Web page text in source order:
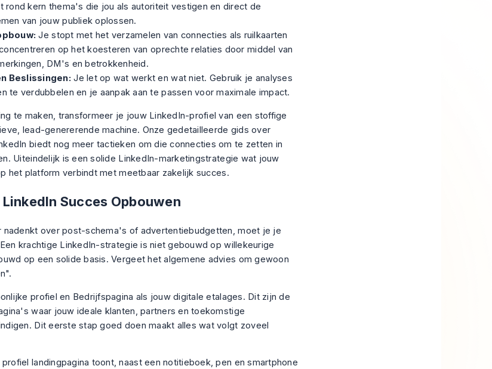
rond kern thema's die jou als autoriteit vestigen en direct de
van jouw publiek oplossen.
Je stopt met het verzamelen van connecties als ruilkaarten
op het koesteren van oprechte relaties door middel van
DM's en betrokkenheid.
Beslissingen: Je let op wat werkt en wat niet. Gebruik je analyses
te verdubbelen en je aanpak aan te passen voor maximale impact.
te maken, transformeer je jouw LinkedIn-profiel van een stoffige
lead-genererende machine. Onze gedetailleerde gids over
biedt nog meer tactieken om die connecties om te zetten in
Uiteindelijk is een solide LinkedIn-marketingstrategie wat jouw
het platform verbindt met meetbaar zakelijk succes.
Succes Opbouwen
nadenkt over post-schema's of advertentiebudgetten, moet je je
krachtige LinkedIn-strategie is niet gebouwd op willekeurige
op een solide basis. Vergeet het algemene advies om gewoon
profiel en Bedrijfspagina als jouw digitale etalages. Dit zijn de
waar jouw ideale klanten, partners en toekomstige
Dit eerste stap goed doen maakt alles wat volgt zoveel